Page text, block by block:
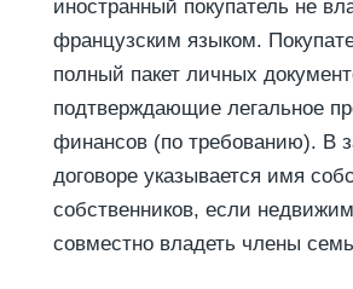
иностранный покупатель не
французским языком.
полный пакет личных
подтверждающие легальное
финансов (по требованию). В
договоре указывается имя
собственников, если
совместно владеть члены